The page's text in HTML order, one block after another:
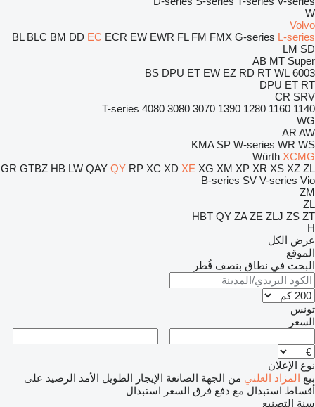
W
Volvo
BL BLC BM DD EC ECR EW EWR FL FM FMX G-series L-series
LM SD
AB MT Super
6003
BS DPU ET EW EZ RD RT WL
DPU ET RT
CR SRV
1140
1160
1280
1390
3070
3080
4080
T-series
WG
AR AW
KMA SP W-series WR WS
Würth XCMG
GR GTBZ HB LW QAY QY RP XC XD XE XG XM XP XR XS XZ ZL
B-series SV V-series Vio
ZM
ZL
HBT QY ZA ZE ZLJ ZS ZT
H
عرض الكل
الموقع
البحث في نطاق بنصف قُطر
تونس
السعر
–
نوع الإعلان
بيع المزاد العلني من الجهة الصانعة الإيجار الطويل الأمد الرصيد على
أقساط استبدال مع دفع فرق السعر استبدال
سنة التصنيع